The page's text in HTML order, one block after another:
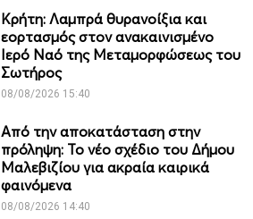
Κρήτη: Λαμπρά θυρανοίξια και
εορτασμός στον ανακαινισμένο
Ιερό Ναό της Μεταμορφώσεως του
Σωτήρος
08/08/2026 15:40
Από την αποκατάσταση στην
πρόληψη: Το νέο σχέδιο του Δήμου
Μαλεβιζίου για ακραία καιρικά
φαινόμενα
08/08/2026 14:40